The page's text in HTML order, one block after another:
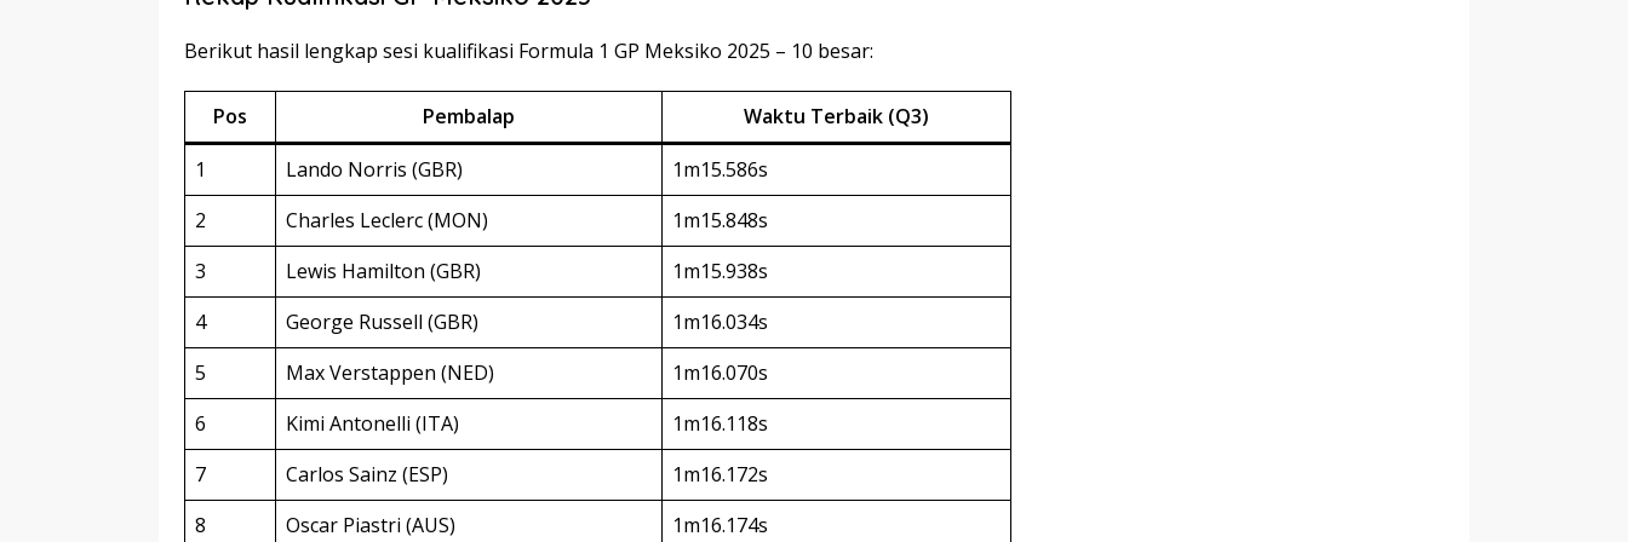
Berikut hasil lengkap sesi kualifikasi Formula 1 GP Meksiko 2025 – 10 besar:
Pos Pembalap
Waktu Terbaik (Q3)
1
Lando Norris (GBR)
1m15.586s
2
Charles Leclerc (MON)
1m15.848s
3
Lewis Hamilton (GBR)
1m15.938s
4
George Russell (GBR)
1m16.034s
5
Max Verstappen (NED)
1m16.070s
6
Kimi Antonelli (ITA)
1m16.118s
7
Carlos Sainz (ESP)
1m16.172s
8
Oscar Piastri (AUS) 1m16.174s